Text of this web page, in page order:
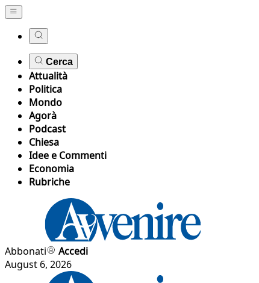
Cerca
Attualità
Politica
Mondo
Agorà
Podcast
Chiesa
Idee e Commenti
Economia
Rubriche
Abbonati
Accedi
August 6, 2026